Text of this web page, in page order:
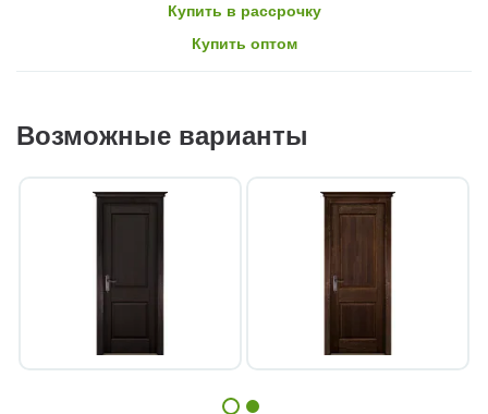
Купить в рассрочку
Купить оптом
Возможные варианты